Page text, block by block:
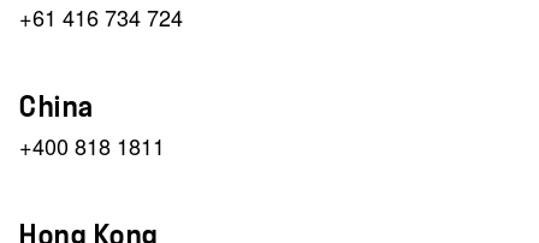
+61 416 734 724
China
+400 818 1811
Hong Kong